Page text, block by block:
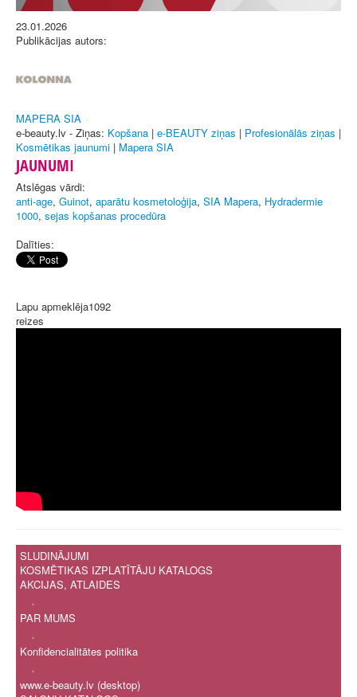
23.01.2026
Publikācijas autors:
MAPERA SIA
e-beauty.lv - Ziņas: Kopšana | e-BEAUTY ziņas | Profesionālās ziņas |
Kosmētikas jaunumi | Mapera SIA
JAUNUMI
Atslēgas vārdi:
anti-age, Guinot, aparātu kosmetoloģija, SIA Mapera, Hydradermie
1000, sejas kopšanas procedūra
Dalīties:
Lapu apmeklēja1092
reizes
SLUDINĀJUMI
KOSMĒTIKAS IZPLATĪTĀJU KATALOGS
AKCIJAS, ATLAIDES
.
PAR MUMS
.
Konfidencialitātes politika
.
www.e-beauty.lv (desktop)